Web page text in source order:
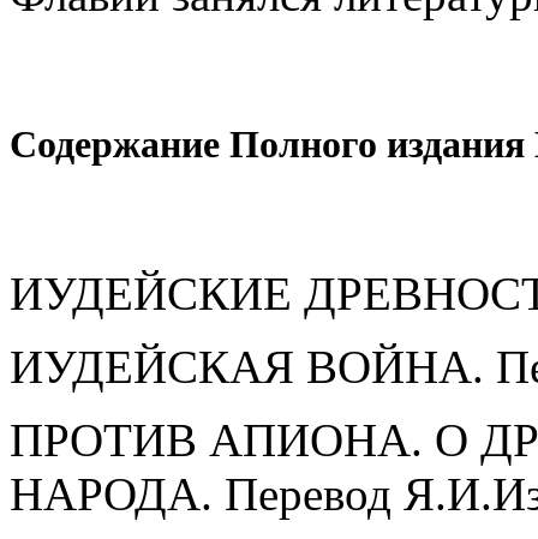
Содержание Полного
ИУДЕЙСКИЕ
ИУДЕЙСКАЯ ВОЙНА.
ПРОТИВ АПИОНА. О
НАРОДА. Перевод